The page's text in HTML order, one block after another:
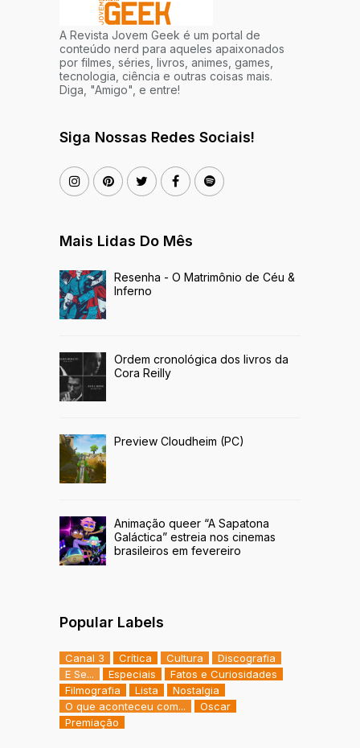
A Revista Jovem Geek é um portal de
conteúdo nerd para aqueles apaixonados
por filmes, séries, livros, animes, games,
tecnologia, ciência e outras coisas mais.
Diga, "Amigo", e entre!
Siga Nossas Redes Sociais!
Mais Lidas Do Mês
Resenha - O Matrimônio de Céu &
Inferno
Ordem cronológica dos livros da
Cora Reilly
Preview Cloudheim (PC)
Animação queer “A Sapatona
Galáctica” estreia nos cinemas
brasileiros em fevereiro
Popular Labels
Canal 3 Crítica Cultura
Discografia
E Se...
Especiais
Fatos e Curiosidades
Filmografia
Lista
Nostalgia
O que aconteceu com...
Oscar
Premiação